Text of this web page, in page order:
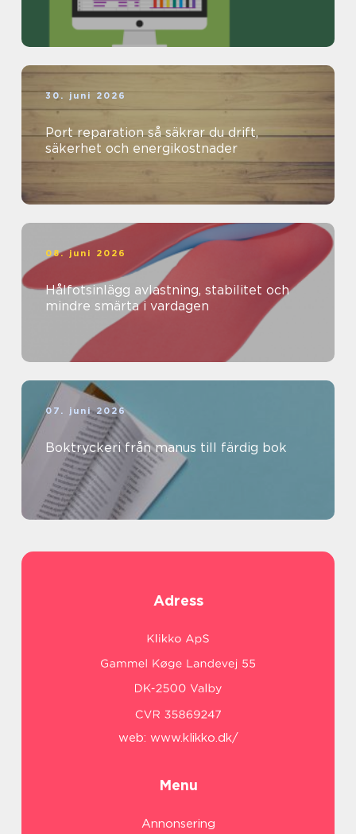
30. juni 2026
Port reparation så säkrar du drift,
säkerhet och energikostnader
08. juni 2026
Hålfotsinlägg avlastning, stabilitet och
mindre smärta i vardagen
07. juni 2026
Boktryckeri från manus till färdig bok
Adress
web: www.klikko.dk/
Menu
Annonsering